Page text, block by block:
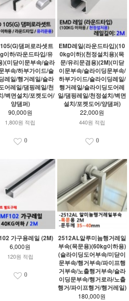
댐퍼로라셋트
이하/라운드타입/유
)(미닫이문부속/슬라
부속/하부가이드/슬
레일/행거레일/슬라
어레일/댐핑레일/천
/벽면설치/포켓도어/
양댐퍼)
90,000원
1,800원 적립
0
EMD레일(라운드타입)(10
0kg이하)(천정설치용)(목
문/유리문겸용)(2M)(미닫
이문부속/슬라이딩문부속/
하부가이드/슬라이딩레일/
행거레일/슬라이딩도어레
일/댐핑레일/천정설치/벽면
설치/포켓도어/양댐퍼)
22,000원
440원 적립
0
가구용레일 (2M)
6,000원
120원 적립
0
2512AL알루미늄행거레일
부속(목문용)(60kg이하용)
(슬라이딩도어부속/미닫이
문부속/행거부속/파이프행
거부속/노출행거부속/슬라
이딩문부속/행거로라/노출
행거/파이프행거/행거레일)
180,000원